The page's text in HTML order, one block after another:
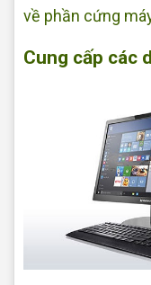
về phần cứng
Cung cấp các